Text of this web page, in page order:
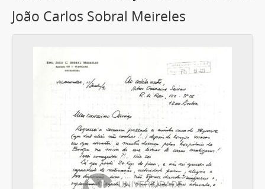
João Carlos Sobral Meireles